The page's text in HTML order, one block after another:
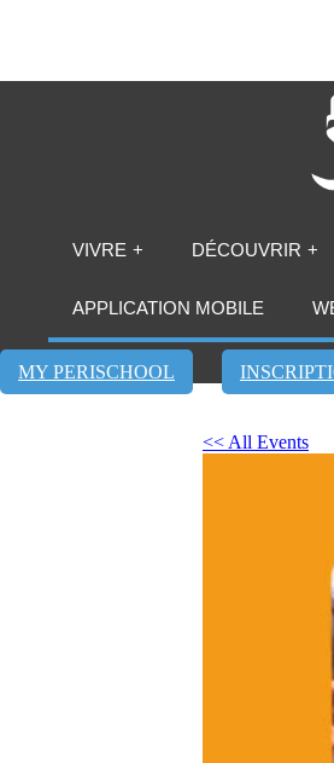
VIVRE DÉCOUVRIR
APPLICATION MOBILE
MY PERISCHOOL
<< All Events